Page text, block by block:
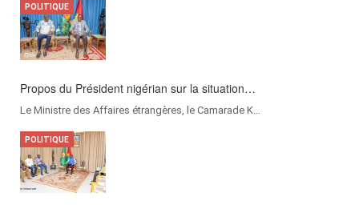
Propos du Président nigérian sur la situation…
Le Ministre des Affaires étrangères, le Camarade K…
POLITIQUE
POLITIQUE